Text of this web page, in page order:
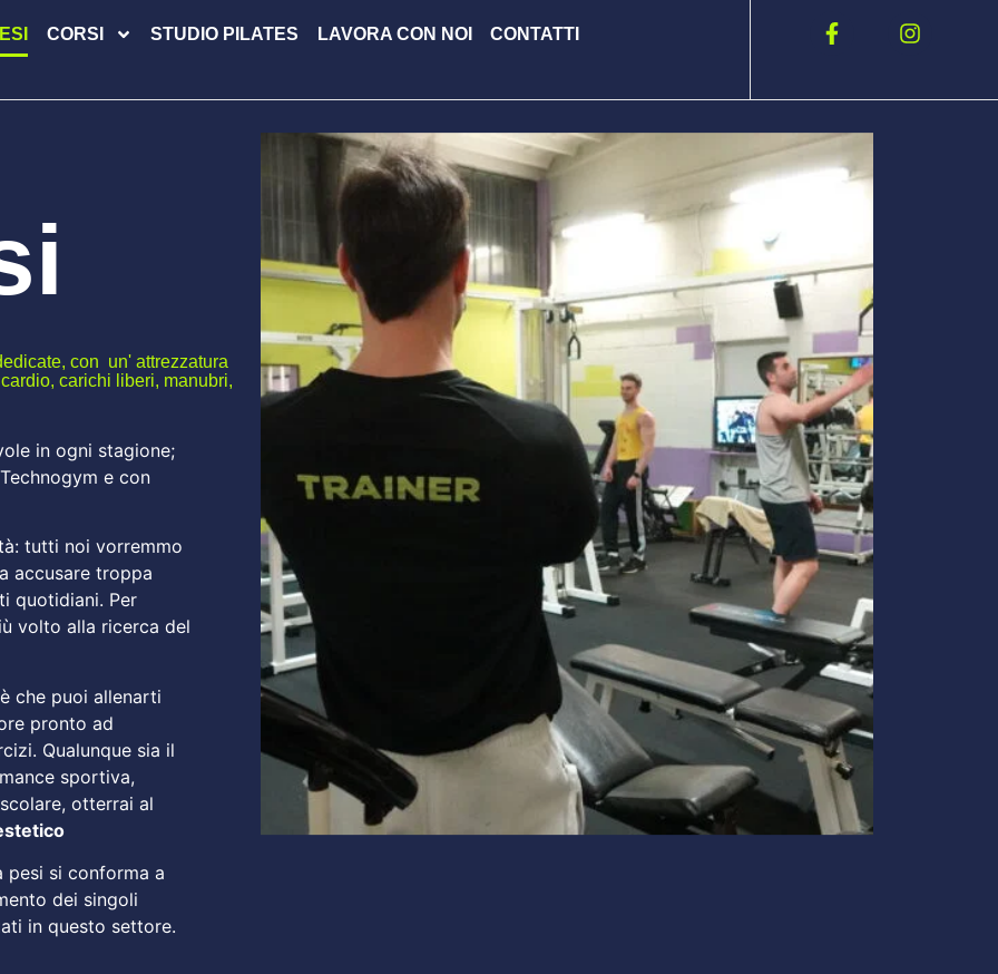
CORSI STUDIO PILATES LAVORA CON NOI CONTATTI
con un' attrezzatura
carichi liberi, manubri,
in ogni stagione;
e con
tutti noi vorremmo
accusare troppa
quotidiani. Per
volto alla ricerca del
che puoi allenarti
pronto ad
Qualunque sia il
sportiva,
otterrai al
pesi si conforma a
dei singoli
in questo settore.